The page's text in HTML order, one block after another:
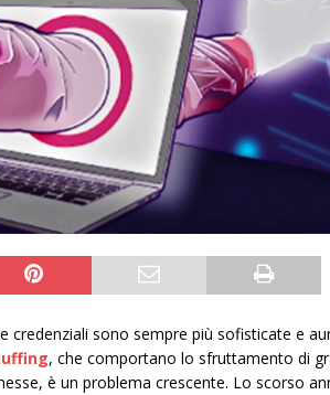
credenziali sono sempre più sofisticate e
, che comportano lo sfruttamento di
è un problema crescente. Lo scorso